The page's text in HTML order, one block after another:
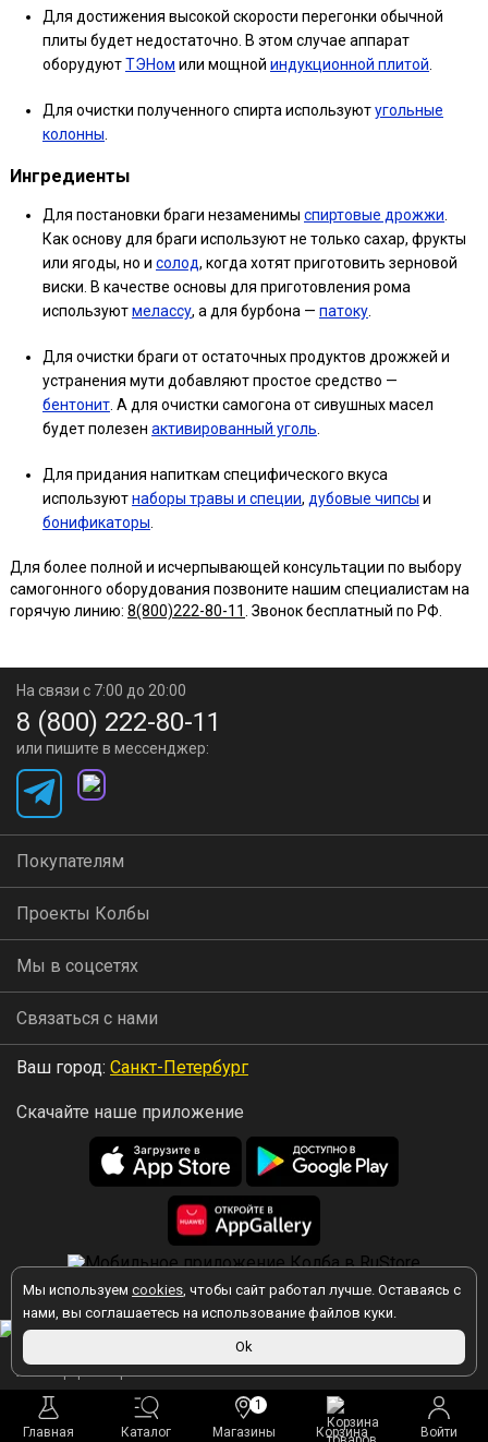
Главная Каталог Магазины
1
Корзина
Войти
Для достижения высокой скорости перегонки обычной
плиты будет недостаточно. В этом случае аппарат
оборудуютТЭНом или мощной индукционной плитой
Для очистки полученного спирта используютугольные
колонны
Ингредиенты
Для постановки браги незаменимы спиртовые дрожжи.
Как основу для браги используют не только сахар, фрукты
или ягоды, но и солод, когда хотят приготовить зерновой
виски. В качестве основы для приготовления рома
используютмелассу, а для бурбона — патоку.
Для очистки браги от остаточных продуктов дрожжей и
устранения мути добавляют простое средство —
бентонит. А для очистки самогона от сивушных масел
будет полезен активированный уголь.
Для придания напиткам специфического вкуса
используютнаборы травы и специи, дубовые чипсы и
бонификаторы.
Для более полной и исчерпывающей консультации по выбору
самогонного оборудования позвоните нашим специалистам на
горячую линию: 8(800)222-80-11. Звонок бесплатный по РФ.
Мы используем cookies, чтобы сайт работал лучше. Оставаясь с
нами, вы соглашаетесь на использование файлов куки.
Ok
На связи с 7:00 до 20:00
8 (800) 222-80-11
или пишите в мессенджер:
Покупателям
Проекты Колбы
Мы в соцсетях
Связаться с нами
Ваш город: Санкт-Петербург
Скачайте наше приложение
2026 © Колба
Вы принимаете условия политики в отношении обработки
персональных данных
любой форме обратной связи на сайте kolba.ru.